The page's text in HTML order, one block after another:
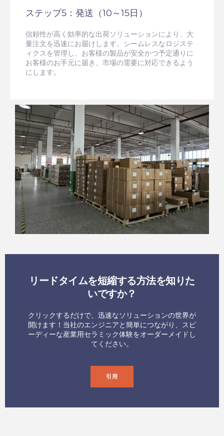
ステップ5：発送（10～15日）
信頼性が高く効率的な出荷ソリューションにより、大
量注文を迅速にお届けします。シームレスなロジステ
ィクスを管理し、お客様の製品が安全かつ予定通りに
お客様のお手元に届き、市場の需要に対応できるよう
にします。
リードタイムを短縮する方法を知りた
いですか？
クリックするだけで、迅速なソリューションの世界が
開けます！当社のエンジニアと簡単につながり、スピ
ーディーな産業用セラミック体験をオーダーメイドし
てください。
引用